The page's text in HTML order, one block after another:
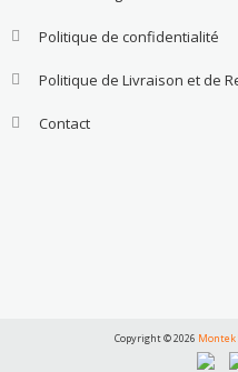
Politique de confidentialité
Politique de Livraison et de
Contact
Copyright © 2026